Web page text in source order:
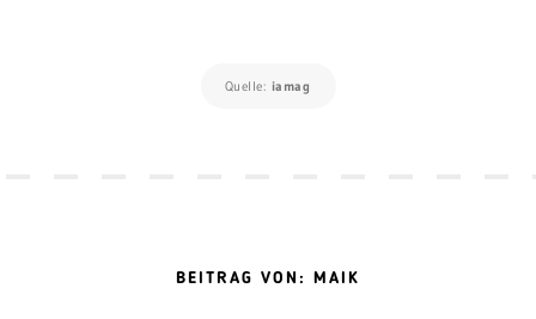
Quelle: iamag
BEITRAG VON: MAIK